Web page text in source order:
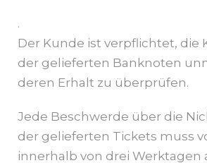
.
Der Kunde ist verpflichtet, die
der gelieferten Banknoten
deren Erhalt zu überprüfen.
Jede Beschwerde über die
der gelieferten Tickets muss
innerhalb von drei Werktagen